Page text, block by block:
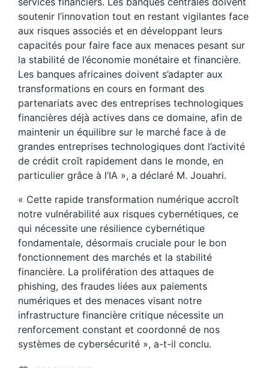
soutenir l’innovation tout en restant vigilantes face
aux risques associés et en développant leurs
capacités pour faire face aux menaces pesant sur
la stabilité de l’économie monétaire et financière.
Les banques africaines doivent s’adapter aux
transformations en cours en formant des
partenariats avec des entreprises technologiques
financières déjà actives dans ce domaine, afin de
maintenir un équilibre sur le marché face à de
grandes entreprises technologiques dont l’activité
de crédit croît rapidement dans le monde, en
particulier grâce à l’IA », a déclaré M. Jouahri.
« Cette rapide transformation numérique accroît
notre vulnérabilité aux risques cybernétiques, ce
qui nécessite une résilience cybernétique
fondamentale, désormais cruciale pour le bon
fonctionnement des marchés et la stabilité
financière. La prolifération des attaques de
phishing, des fraudes liées aux paiements
numériques et des menaces visant notre
infrastructure financière critique nécessite un
renforcement constant et coordonné de nos
systèmes de cybersécurité », a-t-il conclu.